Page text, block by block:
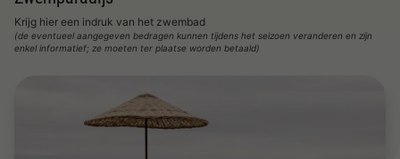
Krijg hier een indruk van het zwembad
(de eventueel aangegeven bedragen kunnen tijdens het seizoen veranderen en zijn
enkel informatief; ze moeten ter plaatse worden betaald)